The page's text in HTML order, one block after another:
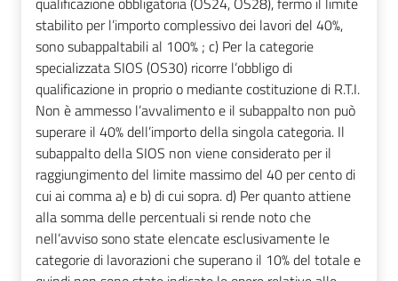
stabilito per l’importo complessivo dei lavori del 40%,
sono subappaltabili al 100% ; c) Per la categorie
specializzata SIOS (OS30) ricorre l’obbligo di
qualificazione in proprio o mediante costituzione di R.T.I.
Non è ammesso l’avvalimento e il subappalto non può
superare il 40% dell’importo della singola categoria. Il
subappalto della SIOS non viene considerato per il
raggiungimento del limite massimo del 40 per cento di
cui ai comma a) e b) di cui sopra. d) Per quanto attiene
alla somma delle percentuali si rende noto che
nell’avviso sono state elencate esclusivamente le
categorie di lavorazioni che superano il 10% del totale e